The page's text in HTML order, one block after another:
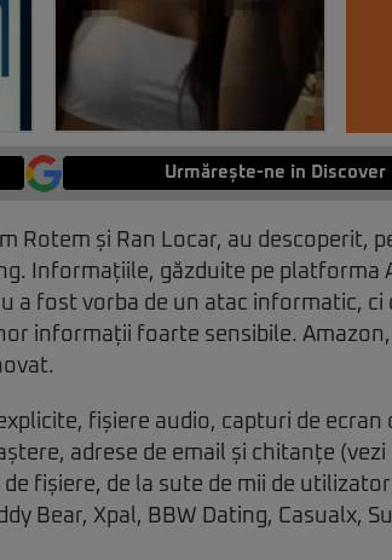
Urmărește-ne in Discover
Rotem și Ran Locar, au descoperit,
Informațiile, găzduite pe platforma
a fost vorba de un atac informatic, ci
informații foarte sensibile.
fișiere audio, capturi de ecran
adrese de email și chitanțe (vezi
fișiere, de la sute de mii de
Bear, Xpal, BBW Dating, Casualx,